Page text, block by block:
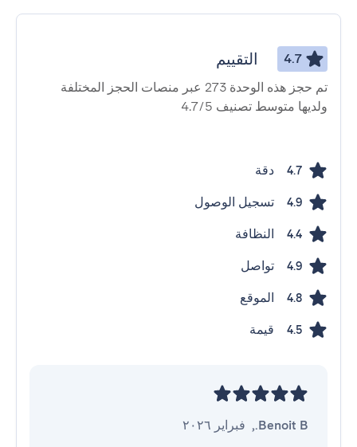
4.7 التقييم
تم حجز هذه الوحدة 273 عبر منصات الحجز المختلفة
ولديها متوسط ​​تصنيف 4.7/5
4.7 دقة
4.9 تسجيل الوصول
4.4 النظافة
4.9 تواصل
4.8 الموقع
4.5 قيمة
Benoit B.
, فبراير ٢٠٢٦